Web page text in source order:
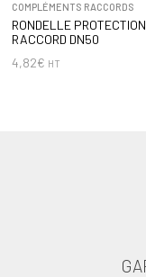
COMPLÉMENTS RACCORDS
RONDELLE PROTECTION
RACCORD DN50
4,82€ HT